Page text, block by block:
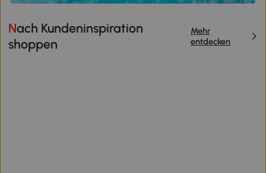
Nach Kundeninspiration
shoppen
Mehr
entdecken